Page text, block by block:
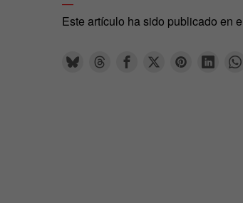
Este artículo ha sido publicado en